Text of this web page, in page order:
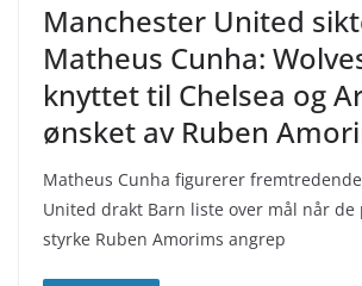
Manchester United
Matheus Cunha:
knyttet til Chelsea og
ønsket av Ruben
Matheus Cunha figurerer
United drakt Barn liste over mål når de
styrke Ruben Amorims angrep